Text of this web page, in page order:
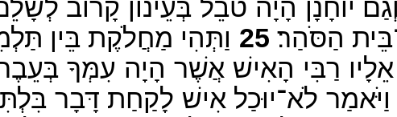
וְגַם יוֹחָנָן הָיָה טֹבֵל בְּעֵינוֹן קָרוֹב
הַסֹּהַר׃ 25 וַתְּהִי מַחֲלֹקֶת בֵּין
אֵלָיו רַבִּי הָאִישׁ אֲשֶׁר הָיָה עִמְּךָ
וַיֹּאמַר לֹא־יוּכַל אִישׁ לָקַחַת דָּבָר